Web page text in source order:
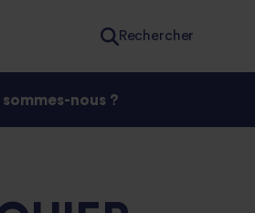
Rechercher
sommes-nous ?